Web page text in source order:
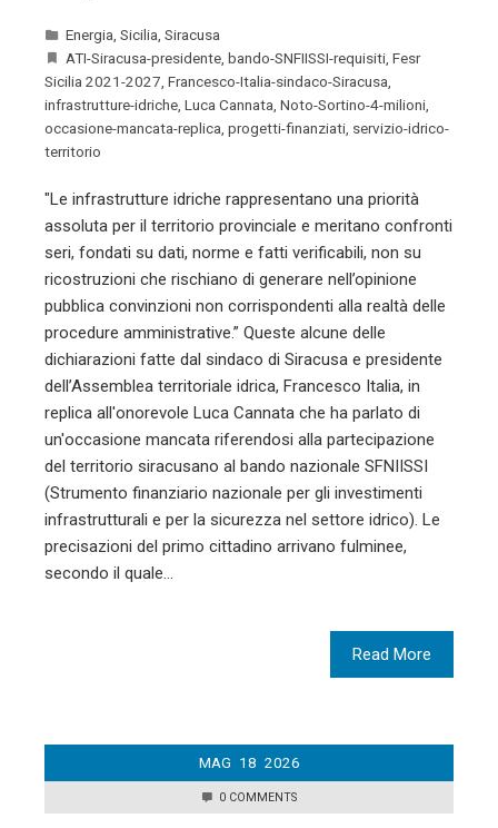
Energia Sicilia Siracusa
ATI-Siracusa-presidente bando-SNFIISSI-requisiti Fesr
Sicilia 2021-2027 Francesco-Italia-sindaco-Siracusa
infrastrutture-idriche Luca Cannata Noto-Sortino-4-milioni
occasione-mancata-replica progetti-finanziati servizio-idrico-
territorio
"Le infrastrutture idriche rappresentano una priorità
assoluta per il territorio provinciale e meritano confronti
seri, fondati su dati, norme e fatti verificabili, non su
ricostruzioni che rischiano di generare nell’opinione
pubblica convinzioni non corrispondenti alla realtà delle
procedure amministrative.” Queste alcune delle
dichiarazioni fatte dal sindaco di Siracusa e presidente
dell’Assemblea territoriale idrica, Francesco Italia, in
replica all'onorevole Luca Cannata che ha parlato di
un'occasione mancata riferendosi alla partecipazione
del territorio siracusano al bando nazionale SFNIISSI
(Strumento finanziario nazionale per gli investimenti
infrastrutturali e per la sicurezza nel settore idrico). Le
precisazioni del primo cittadino arrivano fulminee,
secondo il quale…
Read More
MAG 18 2026
0 COMMENTS